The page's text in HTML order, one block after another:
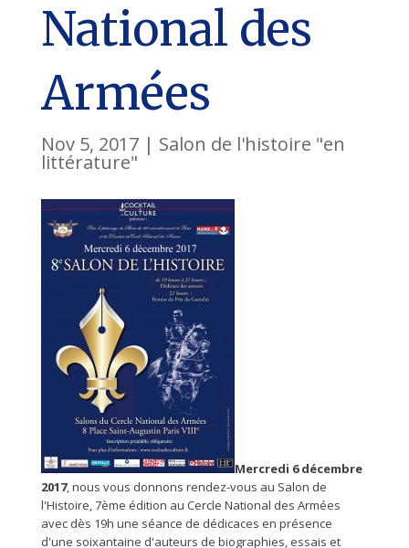
National des
Armées
Nov 5, 2017| Salon de l'histoire "en
littérature"
Mercredi 6 décembre
2017, nous vous donnons rendez-vous au Salon de
l'Histoire, 7ème édition au Cercle National des Armées
avec dès 19h une séance de dédicaces en présence
d'une soixantaine d'auteurs de biographies, essais et